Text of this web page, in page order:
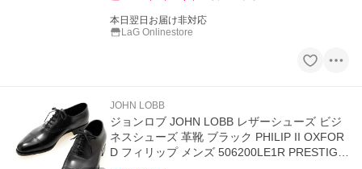
本日翌日お届け非対応
LaG Onlinestore
JOHN LOBB
ジョンロブ JOHN LOBB レザーシューズ ビジ
ネスシューズ 革靴 ブラック PHILIP II OXFOR
D フィリップ メンズ 506200LE1R PRESTIGE